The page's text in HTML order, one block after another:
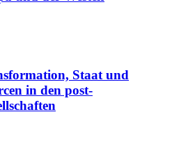
Staat und
in den post-